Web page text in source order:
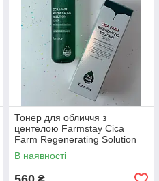
Тонер для обличчя з
центелою Farmstay Cica
Farm Regenerating Solution
Toner 200 мл
В наявності